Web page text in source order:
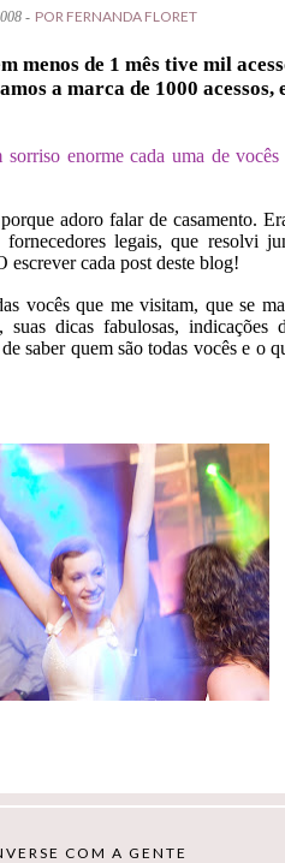
- POR FERNANDA FLORET
menos de 1 mês tive mil
a marca de 1000 acessos,
sorriso enorme cada uma de
adoro falar de casamento.
fornecedores legais, que resolvi
cada post deste blog!
vocês que me visitam, que se
suas dicas fabulosas, indicações
saber quem são todas vocês e o
COM A GENTE